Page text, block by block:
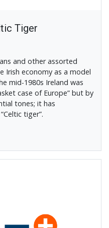
Tiger
and other assorted
Irish economy as a model
mid-1980s Ireland was
case of Europe” but by
tones; it has
tiger”.